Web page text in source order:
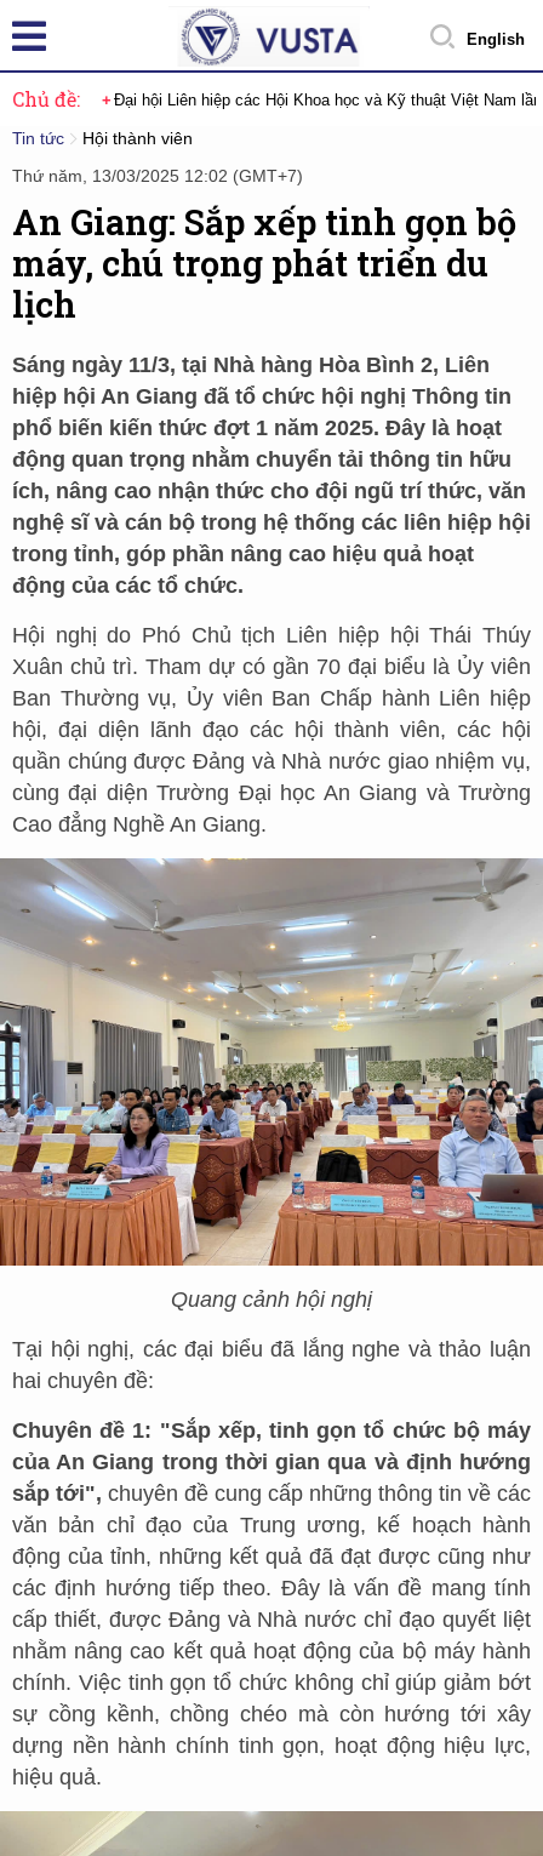
English
Chủ đề: Đại hội Liên hiệp các Hội Khoa học và Kỹ thuật Việt Nam
Tin tức
Hội thành viên
Thứ năm, 13/03/2025 12:02 (GMT+7)
An Giang: Sắp xếp tinh gọn bộ
máy, chú trọng phát triển du
lịch
Sáng ngày 11/3, tại Nhà hàng Hòa Bình 2, Liên
hiệp hội An Giang đã tổ chức hội nghị Thông tin
phổ biến kiến thức đợt 1 năm 2025. Đây là hoạt
động quan trọng nhằm chuyển tải thông tin hữu
ích, nâng cao nhận thức cho đội ngũ trí thức, văn
nghệ sĩ và cán bộ trong hệ thống các liên hiệp hội
trong tỉnh, góp phần nâng cao hiệu quả hoạt
động của các tổ chức.
Hội nghị do Phó Chủ tịch Liên hiệp hội Thái Thúy
Xuân chủ trì. Tham dự có gần 70 đại biểu là Ủy viên
Ban Thường vụ, Ủy viên Ban Chấp hành Liên hiệp
hội, đại diện lãnh đạo các hội thành viên, các hội
quần chúng được Đảng và Nhà nước giao nhiệm vụ,
cùng đại diện Trường Đại học An Giang và Trường
Cao đẳng Nghề An Giang.
Quang cảnh hội nghị
Tại hội nghị, các đại biểu đã lắng nghe và thảo luận
hai chuyên đề:
Chuyên đề 1: "Sắp xếp, tinh gọn tổ chức bộ máy
của An Giang trong thời gian qua và định hướng
sắp tới", chuyên đề cung cấp những thông tin về các
văn bản chỉ đạo của Trung ương, kế hoạch hành
động của tỉnh, những kết quả đã đạt được cũng như
các định hướng tiếp theo. Đây là vấn đề mang tính
cấp thiết, được Đảng và Nhà nước chỉ đạo quyết liệt
nhằm nâng cao kết quả hoạt động của bộ máy hành
chính. Việc tinh gọn tổ chức không chỉ giúp giảm bớt
sự cồng kềnh, chồng chéo mà còn hướng tới xây
dựng nền hành chính tinh gọn, hoạt động hiệu lực,
hiệu quả.